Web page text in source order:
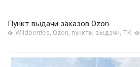
Пункт выдачи заказов Ozon
Wildberries, Ozon, пункты выдачи, ТК